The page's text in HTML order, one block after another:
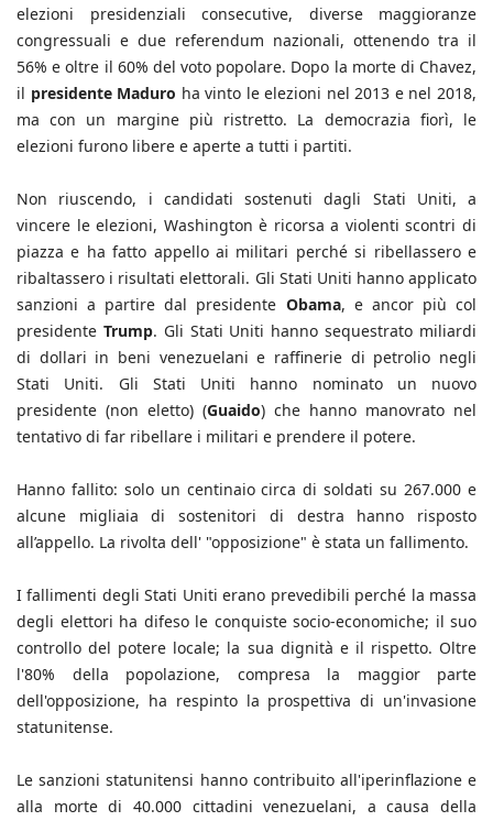
elezioni presidenziali consecutive, diverse maggioranze
congressuali e due referendum nazionali, ottenendo tra il
56% e oltre il 60% del voto popolare. Dopo la morte di Chavez,
il presidente Maduro ha vinto le elezioni nel 2013 e nel 2018,
ma con un margine più ristretto. La democrazia fiorì, le
elezioni furono libere e aperte a tutti i partiti.
Non riuscendo, i candidati sostenuti dagli Stati Uniti, a
vincere le elezioni, Washington è ricorsa a violenti scontri di
piazza e ha fatto appello ai militari perché si ribellassero e
ribaltassero i risultati elettorali. Gli Stati Uniti hanno applicato
sanzioni a partire dal presidente Obama, e ancor più col
presidente Trump. Gli Stati Uniti hanno sequestrato miliardi
di dollari in beni venezuelani e raffinerie di petrolio negli
Stati Uniti. Gli Stati Uniti hanno nominato un nuovo
presidente (non eletto) (Guaido) che hanno manovrato nel
tentativo di far ribellare i militari e prendere il potere.
Hanno fallito: solo un centinaio circa di soldati su 267.000 e
alcune migliaia di sostenitori di destra hanno risposto
all’appello. La rivolta dell' "opposizione" è stata un fallimento.
I fallimenti degli Stati Uniti erano prevedibili perché la massa
degli elettori ha difeso le conquiste socio-economiche; il suo
controllo del potere locale; la sua dignità e il rispetto. Oltre
l'80% della popolazione, compresa la maggior parte
dell'opposizione, ha respinto la prospettiva di un'invasione
statunitense.
Le sanzioni statunitensi hanno contribuito all'iperinflazione e
alla morte di 40.000 cittadini venezuelani, a causa della